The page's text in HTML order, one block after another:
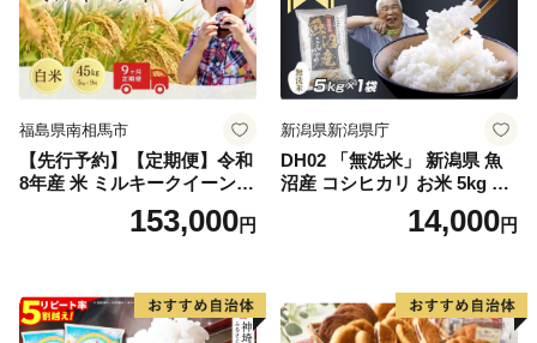
福島県南相馬市
【先行予約】【定期便】令和
8年産 米 ミルキークイーン
白米 45kg (5kg×9回) | ミルキ
ークイーン 米5kg 福島 福島
福島県 南相馬市 cu006-ae
153,000円
新潟県新潟県庁
DH02 「無洗米」 新潟県 魚
沼産 コシヒカリ お米 5kg こ
しひかり 精米 米（お米の美
味しい炊き方ガイド付き）
14,000円